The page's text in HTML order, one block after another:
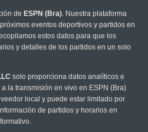
de ESPN (Bra). Nuestra plataforma
eventos deportivos y partidos en
estos datos para que los
y detalles de los partidos en un solo
solo proporciona datos analíticos e
la transmisión en vivo en ESPN (Bra)
local y puede estar limitado por
de partidos y horarios en